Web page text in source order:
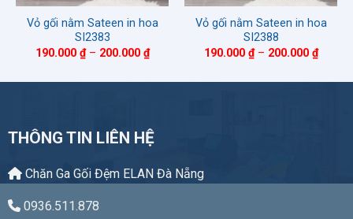
Vỏ gối nằm Sateen in hoa
SI2383
190.000 ₫ – 200.000 ₫Khoảng
giá:
190.000 ₫
Vỏ gối nằm Sateen in hoa
SI2388
190.000 ₫ – 200.000 ₫
giá:
₫
THÔNG TIN LIÊN HỆ
Chăn Ga Gối Đệm ELAN Đà Nẵng
0936.511.878